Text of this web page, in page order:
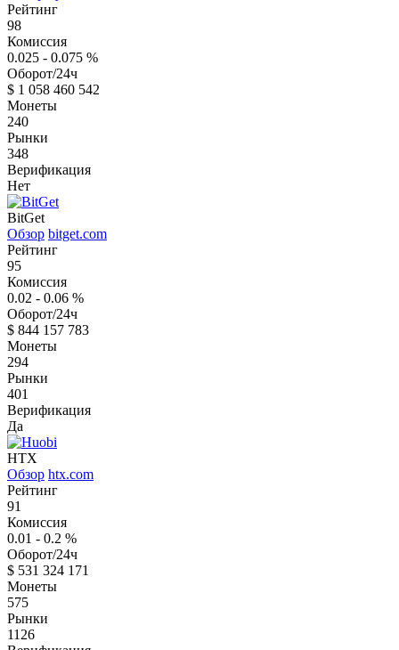
Рейтинг
98
Комиссия
0.025 - 0.075 %
Оборот/24ч
$ 1 058 460 542
Монеты
240
Рынки
348
Верификация
Нет
BitGet
Обзор bitget.com
Рейтинг
95
Комиссия
0.02 - 0.06 %
Оборот/24ч
$ 844 157 783
Монеты
294
Рынки
401
Верификация
Да
HTX
Обзор htx.com
Рейтинг
91
Комиссия
0.01 - 0.2 %
Оборот/24ч
$ 531 324 171
Монеты
575
Рынки
1126